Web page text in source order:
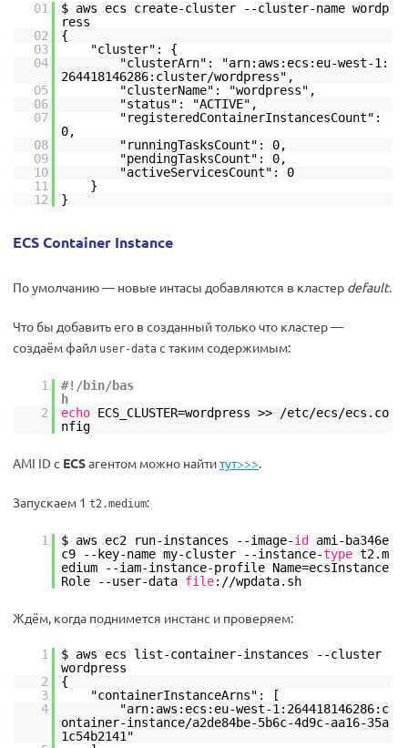
01
$ aws ecs create-cluster --cluster-name wordp
ress
02
{
03
"cluster": {
04
"clusterArn": "arn:aws:ecs:eu-west-1:
264418146286:cluster/wordpress",
05
"clusterName": "wordpress",
06
"status": "ACTIVE",
07
"registeredContainerInstancesCount":
0,
08
"runningTasksCount": 0,
09
"pendingTasksCount": 0,
10
"activeServicesCount": 0
11
}
12
}
ECS Container Instance
По умолчанию — новые интасы добавляются в кластер default.
Что бы добавить его в созданный только что кластер —
создаём файл user-data с таким содержимым:
1
#!/bin/bas
2
echo ECS_CLUSTER=wordpress >> /etc/ecs/ecs .co
nfig
AMI ID с ECSагентом можно найтитут>>>.
Запускаем 1 t2.medium:
1 $ aws ec2 run-instances --image-id
ami-ba346e
c9 --key-name my-cluster --instance-type t2.m
edium --iam-instance-profile Name=ecsInstance
Role --user-data file: //wpdata.sh
Ждём, когда поднимется инстанс и проверяем:
1
$ aws ecs list-container-instances --cluster
wordpress
2
{
3
"containerInstanceArns": [
4
"arn:aws:ecs:eu-west-1:264418146286:c
ontainer-instance/a2de84be-5b6c-4d9c-aa16-35a
1c54b2141"